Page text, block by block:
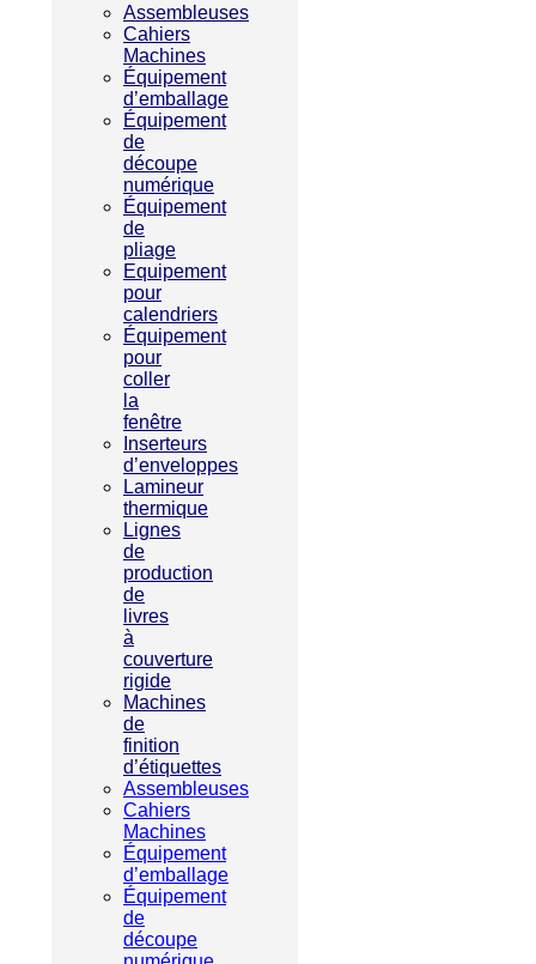
Assembleuses
Cahiers
Machines
Équipement
d’emballage
Équipement
de
découpe
numérique
Équipement
de
pliage
Equipement
pour
calendriers
Équipement
pour
coller
la
fenêtre
Inserteurs
d’enveloppes
Lamineur
thermique
Lignes
de
production
de
livres
à
couverture
rigide
Machines
de
finition
d’étiquettes
Assembleuses
Cahiers
Machines
Équipement
d’emballage
Équipement
de
découpe